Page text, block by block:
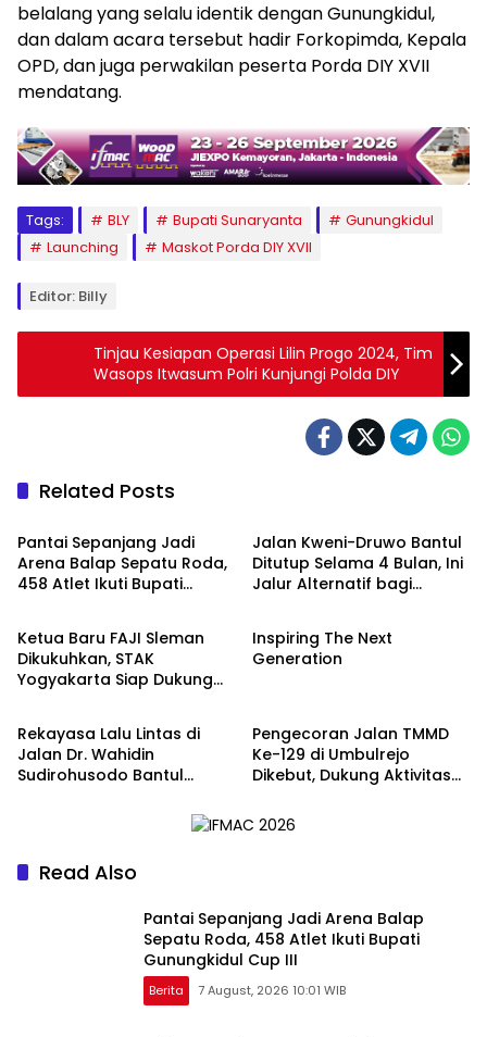
belalang yang selalu identik dengan Gunungkidul,
dan dalam acara tersebut hadir Forkopimda, Kepala
OPD, dan juga perwakilan peserta Porda DIY XVII
mendatang.
Tags: BLY Bupati Sunaryanta
Gunungkidul
Launching
Maskot Porda DIY XVII
Editor: Billy
Tinjau Kesiapan Operasi Lilin Progo 2024, Tim
Wasops Itwasum Polri Kunjungi Polda DIY
Related Posts
Berita
Pantai Sepanjang Jadi
Arena Balap Sepatu Roda,
458 Atlet Ikuti Bupati
Jalan Kweni-Druwo Bantul
Ditutup Selama 4 Bulan, Ini
Jalur Alternatif bagi
Berita
Ketua Baru FAJI Sleman
Dikukuhkan, STAK
Yogyakarta Siap Dukung
Olahraga
Inspiring The Next
Generation
Berita
Rekayasa Lalu Lintas di
Jalan Dr. Wahidin
Sudirohusodo Bantul
Pengecoran Jalan TMMD
Ke-129 di Umbulrejo
Dikebut, Dukung Aktivitas
Read Also
Pantai Sepanjang Jadi Arena Balap
Sepatu Roda, 458 Atlet Ikuti Bupati
Gunungkidul Cup III
Berita 7 August, 2026 10:01 WIB